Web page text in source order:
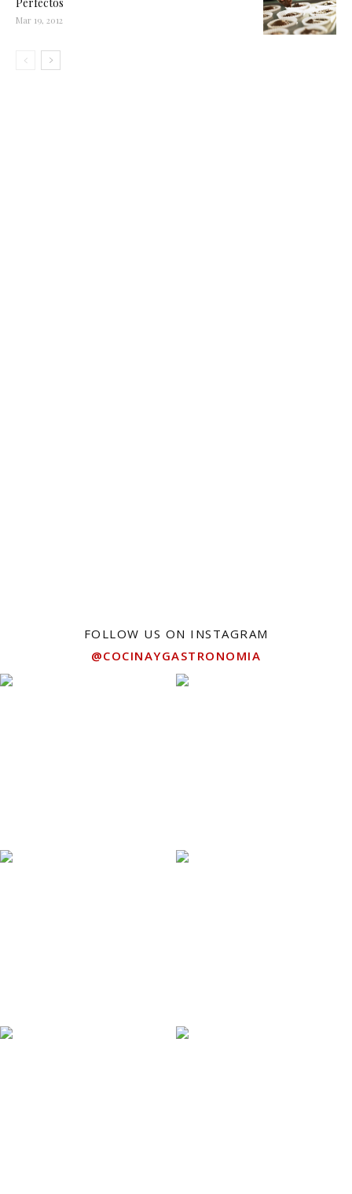
Mar 19, 2012
FOLLOW US ON INSTAGRAM
@COCINAYGASTRONOMIA